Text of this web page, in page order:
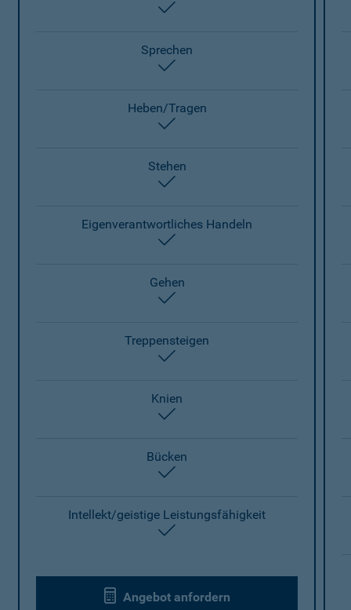
Sprechen
Heben/Tragen
Stehen
Eigenverantwortliches Handeln
Gehen
Treppensteigen
Knien
Bücken
Intellekt/geistige Leistungsfähigkeit
Angebot anfordern